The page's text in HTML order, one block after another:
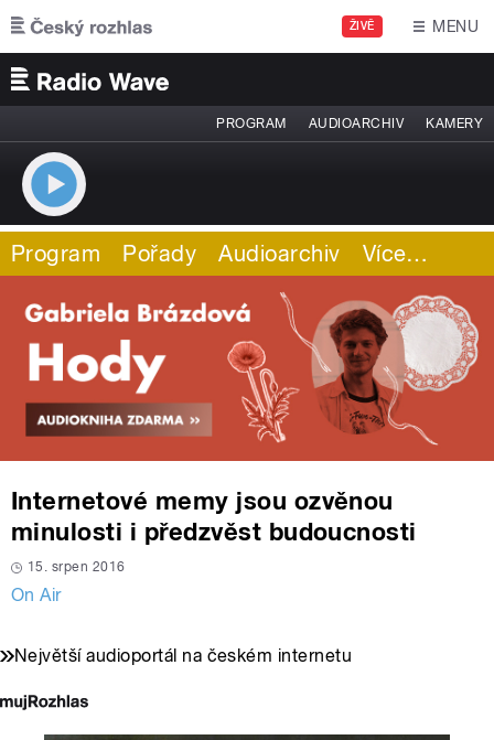
Přejít k hlavnímu obsahu
ŽIVĚ MENU
PROGRAM AUDIOARCHIV KAMERY
Program Pořady Audioarchiv Více…
Internetové memy jsou ozvěnou
minulosti i předzvěst budoucnosti
15. srpen 2016
On Air
Největší audioportál na českém internetu